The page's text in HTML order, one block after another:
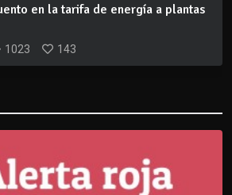
en la tarifa de energía a plantas
1023 143